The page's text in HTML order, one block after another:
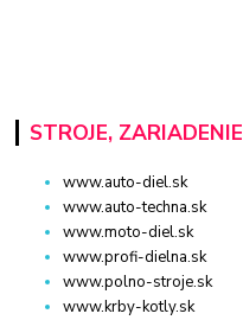
STROJE, ZARIADENIE
www.auto-diel.sk
www.auto-techna.sk
www.moto-diel.sk
www.profi-dielna.sk
www.polno-stroje.sk
www.krby-kotly.sk